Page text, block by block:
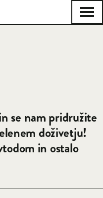
se nam pridružite
doživetju!
in ostalo